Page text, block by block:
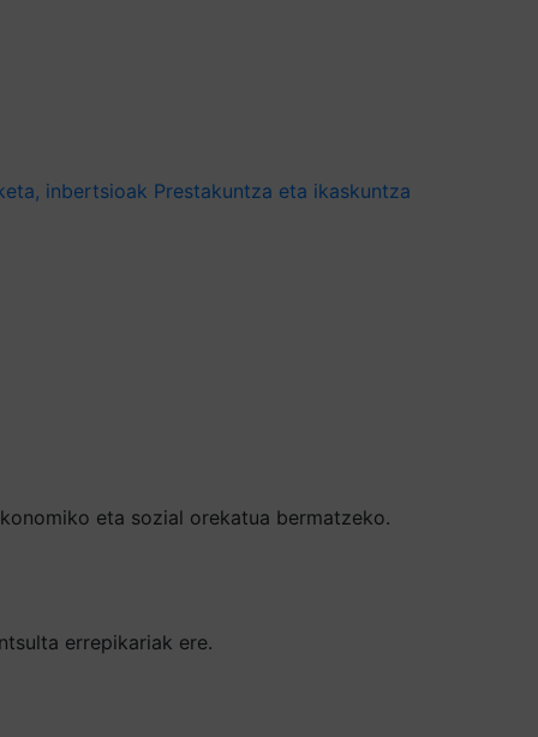
inbertsioak Prestakuntza eta ikaskuntza
eta sozial orekatua bermatzeko.
errepikariak ere.